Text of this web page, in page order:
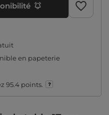
en papeterie
95.4 points.